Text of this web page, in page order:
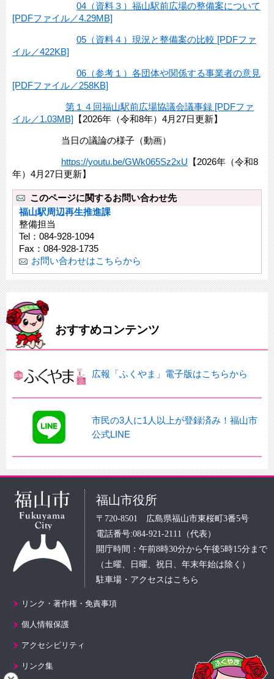
04（資料３）福山駅前広場の整備案について
[PDFファイル／4.29MB]
05（資料４）現況と整備案の比較 [PDFファ
イル／422KB]
06（参考１）各団体や関係する事業者の意見
[PDFファイル／258KB]
第１４回福山駅前広場協議会議事録 [PDFファ
イル／1.03MB] 【2026年（令和8年）4月27日更新】
当日の議論の様子（動画）
https://youtu.be/GWk065Sz2xU 【2026年（令和8
年）4月27日更新】
このページに関するお問い合わせ先
福山駅周辺再生推進課
整備担当
Tel：084-928-1094
Fax：084-928-1735
お問い合わせはこちらから
おすすめコンテンツ
広報「ふくやま」電子版はこちらから
市民の3人に1人以上が登録済み！福山市
公式LINE
福山市役所
〒720-8501 広島県福山市東桜町3番5号
電話番号:084-921-2111（代表）
開庁時間：午前8時30分から午後5時15分まで
（土曜、日曜、祝日、年末年始は除く）
駐車場・アクセスはこちら
リンク・著作権・免責事項
個人情報保護
アクセシビリティ
リンク集